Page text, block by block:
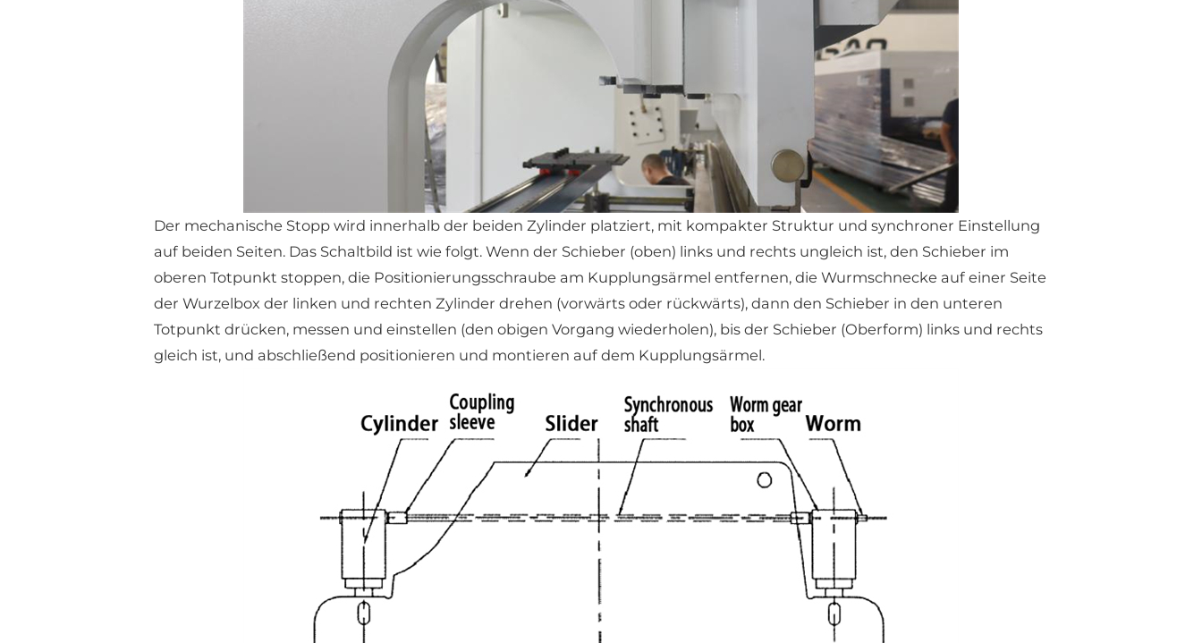
Der mechanische Stopp wird innerhalb der beiden Zylinder platziert, mit kompakter Struktur und synchroner Einstellung
auf beiden Seiten. Das Schaltbild ist wie folgt. Wenn der Schieber (oben) links und rechts ungleich ist, den Schieber im
oberen Totpunkt stoppen, die Positionierungsschraube am Kupplungsärmel entfernen, die Wurmschnecke auf einer Seite
der Wurzelbox der linken und rechten Zylinder drehen (vorwärts oder rückwärts), dann den Schieber in den unteren
Totpunkt drücken, messen und einstellen (den obigen Vorgang wiederholen), bis der Schieber (Oberform) links und rechts
gleich ist, und abschließend positionieren und montieren auf dem Kupplungsärmel.